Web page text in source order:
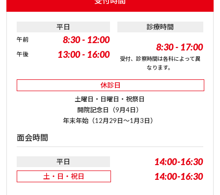
平日
午前 8:30 - 12:00
午後 13:00 - 16:00
診療時間
8:30 - 17:00
受付、診察時間は各科によって異
なります。
休診日
土曜日・日曜日・祝祭日
開院記念日（9月4日）
年末年始（12月29日～1月3日）
面会時間
平日 14:00-16:30
土・日・祝日 14:00-16:30